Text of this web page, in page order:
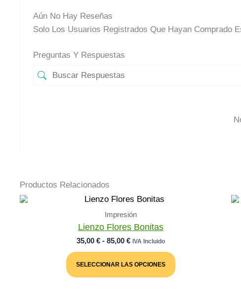
Aún No Hay Reseñas
Solo Los Usuarios Registrados Que Hayan Comprado
Preguntas Y Respuestas
Productos Relacionados
Impresión
Lienzo Flores Bonitas
35,00 € - 85,00 €Rango
Desde
35,00 €
IVA Incluido
SELECCIONAR LAS OPCIONES
Producto
Tiene